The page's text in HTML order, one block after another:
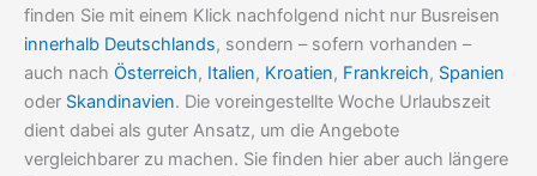
finden Sie mit einem Klick nachfolgend nicht nur Busreisen
innerhalb Deutschlands, sondern – sofern vorhanden –
auch nach Österreich, Italien, Kroatien, Frankreich, Spanien
oder Skandinavien. Die voreingestellte Woche Urlaubszeit
dient dabei als guter Ansatz, um die Angebote
vergleichbarer zu machen. Sie finden hier aber auch längere